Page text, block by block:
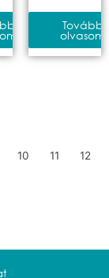
Tovább
olvasom
10 11 12